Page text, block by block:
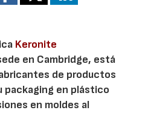
Keronite
en Cambridge, está
de productos
packaging en plástico
en moldes al